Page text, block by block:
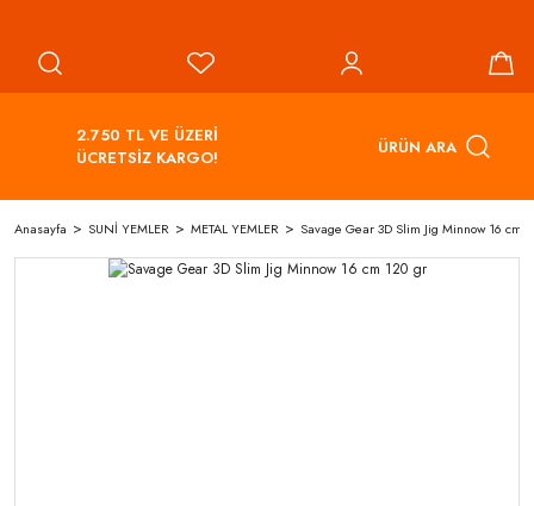
2.750 TL VE ÜZERİ
ÜCRETSİZ KARGO!
ÜRÜN ARA
Anasayfa SUNİ YEMLER METAL YEMLER Savage Gear 3D Slim Jig Minnow 16 cm